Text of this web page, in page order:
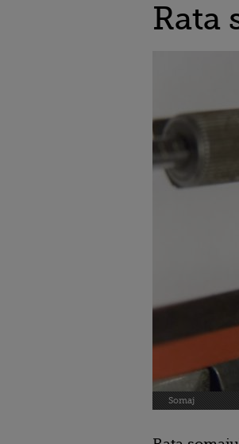
Rata
Somaj